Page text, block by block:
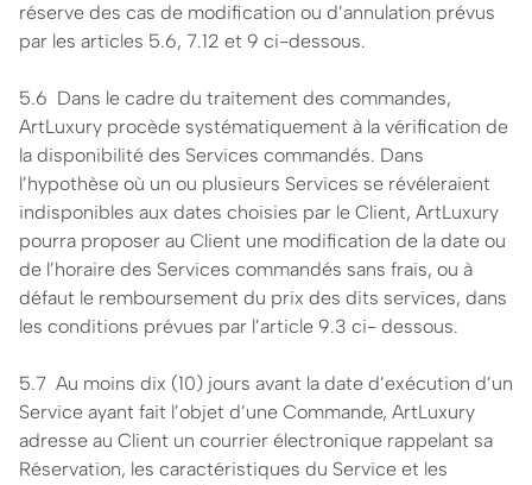
réserve des cas de modification ou d’annulation prévus
par les articles 5.6, 7.12 et 9 ci-dessous.
5.6 Dans le cadre du traitement des commandes,
ArtLuxury procède systématiquement à la vérification de
la disponibilité des Services commandés. Dans
l’hypothèse où un ou plusieurs Services se révéleraient
indisponibles aux dates choisies par le Client, ArtLuxury
pourra proposer au Client une modification de la date ou
de l’horaire des Services commandés sans frais, ou à
défaut le remboursement du prix des dits services, dans
les conditions prévues par l’article 9.3 ci- dessous.
5.7 Au moins dix (10) jours avant la date d’exécution d’un
Service ayant fait l’objet d’une Commande, ArtLuxury
adresse au Client un courrier électronique rappelant sa
Réservation, les caractéristiques du Service et les